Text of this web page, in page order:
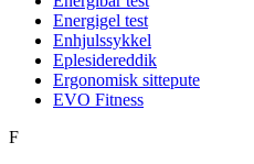
Energigel test
Enhjulssykkel
Eplesidereddik
Ergonomisk sittepute
EVO Fitness
F